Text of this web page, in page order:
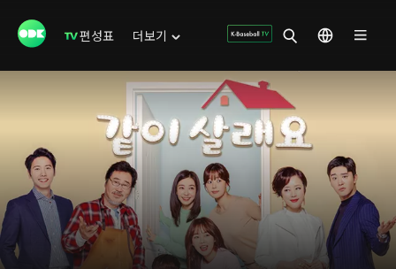
편성표 더보기